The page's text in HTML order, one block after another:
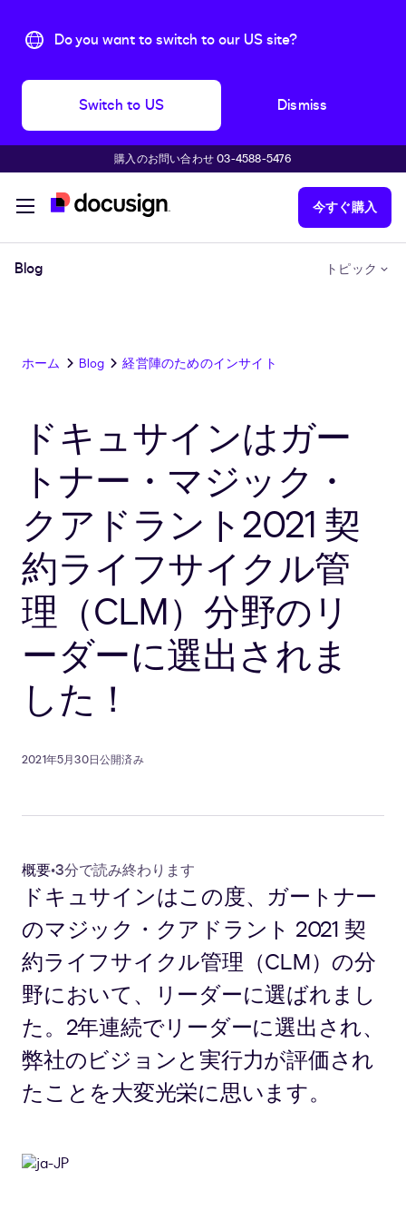
Do you want to switch to our US site?
Switch to US Dismiss
購入のお問い合わせ 03-4588-5476
今すぐ購入
Blog トピック
ホーム Blog 経営陣のためのインサイト
ドキュサインはガー
トナー・マジック・
クアドラント2021 契
約ライフサイクル管
理（CLM）分野のリ
ーダーに選出されま
した！
2021年5月30日公開済み
概要•3分で読み終わります
ドキュサインはこの度、ガートナー
のマジック・クアドラント 2021 契
約ライフサイクル管理（CLM）の分
野において、リーダーに選ばれまし
た。2年連続でリーダーに選出され、
弊社のビジョンと実行力が評価され
たことを大変光栄に思います。